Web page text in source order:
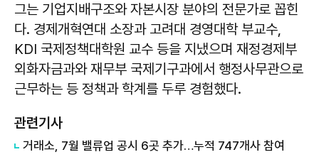
그는 기업지배구조와 자본시장 분야의 전문가로 꼽힌
다. 경제개혁연대 소장과 고려대 경영대학 부교수,
KDI 국제정책대학원 교수 등을 지냈으며 재정경제부
외화자금과와 재무부 국제기구과에서 행정사무관으로
근무하는 등 정책과 학계를 두루 경험했다.
관련기사
거래소, 7월 밸류업 공시 6곳 추가…누적 747개사 참여